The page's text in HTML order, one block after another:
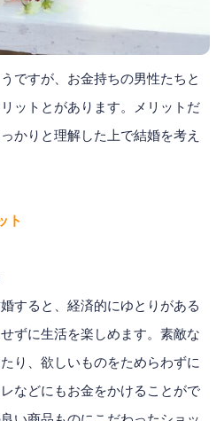
ですが、お金持ちの男性たちと
ットとがあります。メリットだ
かりと理解した上で結婚を考え
ト
すると、経済的にゆとりがある
ずに生活を楽しめます。素敵な
り、欲しいものをためらわずに
などにもお金をかけることがで